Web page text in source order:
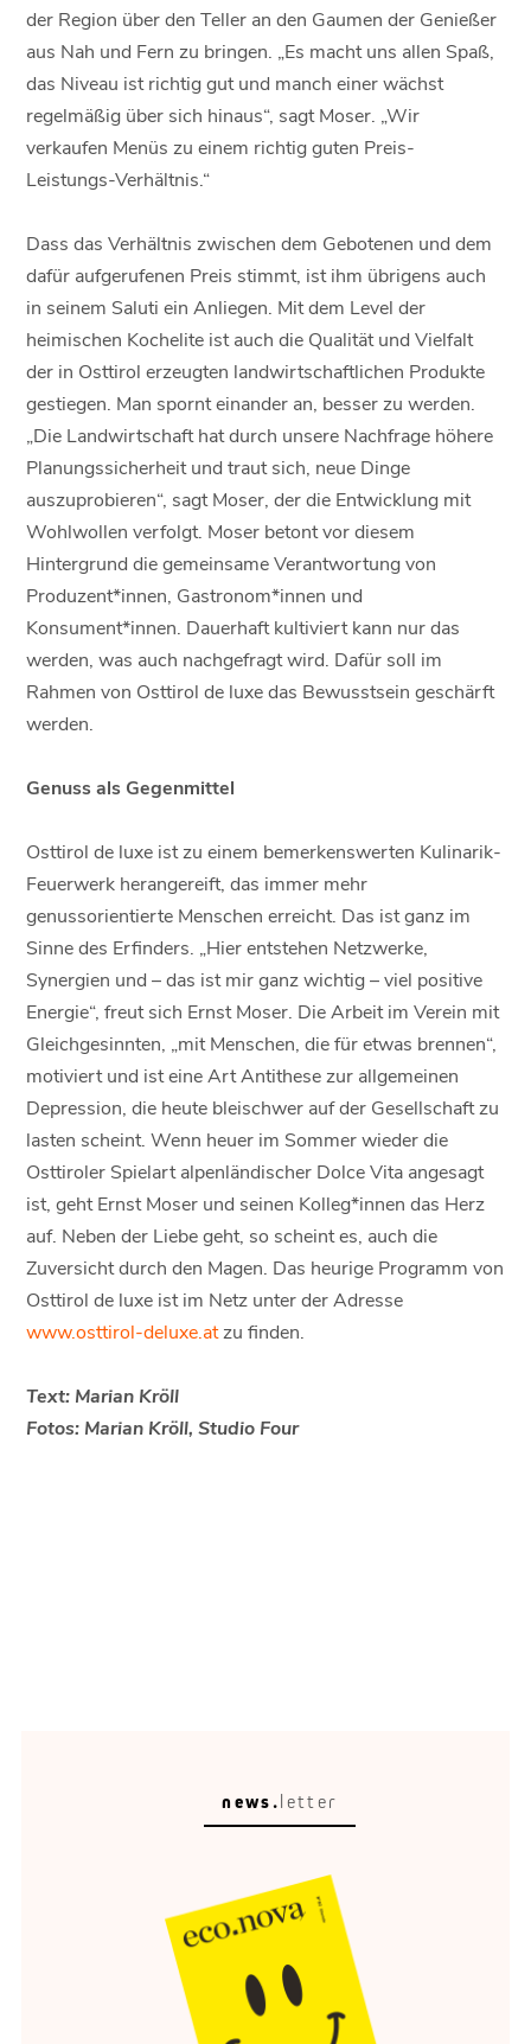
der Region über den Teller an den Gaumen der Genießer
aus Nah und Fern zu bringen. „Es macht uns allen Spaß,
das Niveau ist richtig gut und manch einer wächst
regelmäßig über sich hinaus“, sagt Moser. „Wir
verkaufen Menüs zu einem richtig guten Preis-
Leistungs-Verhältnis.“
Dass das Verhältnis zwischen dem Gebotenen und dem
dafür aufgerufenen Preis stimmt, ist ihm übrigens auch
in seinem Saluti ein Anliegen. Mit dem Level der
heimischen Kochelite ist auch die Qualität und Vielfalt
der in Osttirol erzeugten landwirtschaftlichen Produkte
gestiegen. Man spornt einander an, besser zu werden.
„Die Landwirtschaft hat durch unsere Nachfrage höhere
Planungssicherheit und traut sich, neue Dinge
auszuprobieren“, sagt Moser, der die Entwicklung mit
Wohlwollen verfolgt. Moser betont vor diesem
Hintergrund die gemeinsame Verantwortung von
Produzent*innen, Gastronom*innen und
Konsument*innen. Dauerhaft kultiviert kann nur das
werden, was auch nachgefragt wird. Dafür soll im
Rahmen von Osttirol de luxe das Bewusstsein geschärft
werden.
Genuss als Gegenmittel
Osttirol de luxe ist zu einem bemerkenswerten Kulinarik-
Feuerwerk herangereift, das immer mehr
genussorientierte Menschen erreicht. Das ist ganz im
Sinne des Erfinders. „Hier entstehen Netzwerke,
Synergien und – das ist mir ganz wichtig – viel positive
Energie“, freut sich Ernst Moser. Die Arbeit im Verein mit
Gleichgesinnten, „mit Menschen, die für etwas brennen“,
motiviert und ist eine Art Antithese zur allgemeinen
Depression, die heute bleischwer auf der Gesellschaft zu
lasten scheint. Wenn heuer im Sommer wieder die
Osttiroler Spielart alpenländischer Dolce Vita angesagt
ist, geht Ernst Moser und seinen Kolleg*innen das Herz
auf. Neben der Liebe geht, so scheint es, auch die
Zuversicht durch den Magen. Das heurige Programm von
Osttirol de luxe ist im Netz unter der Adresse
www.osttirol-deluxe.atzu finden.
Text: Marian Kröll
Fotos: Marian Kröll, Studio Four
Circular Escape
Eine schöne Umgebung verändert, wie wir reisen,
news.letter